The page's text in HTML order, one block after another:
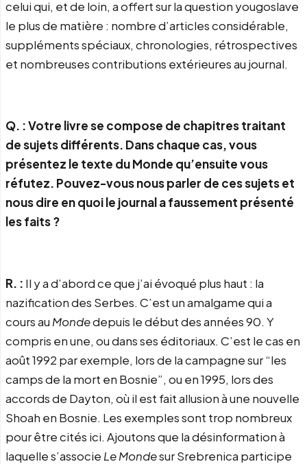
celui qui, et de loin, a offert sur la question yougoslave
le plus de matière : nombre d’articles considérable,
suppléments spéciaux, chronologies, rétrospectives
et nombreuses contributions extérieures au journal.
Q. : Votre livre se compose de chapitres traitant
de sujets différents. Dans chaque cas, vous
présentez le texte du Monde qu’ensuite vous
réfutez. Pouvez-vous nous parler de ces sujets et
nous dire en quoi le journal a faussement présenté
les faits ?
R. : Il y a d’abord ce que j’ai évoqué plus haut : la
nazification des Serbes. C’est un amalgame qui a
cours au Mondedepuis le début des années 90. Y
compris en une, ou dans ses éditoriaux. C’est le cas en
août 1992 par exemple, lors de la campagne sur “les
camps de la mort en Bosnie”, ou en 1995, lors des
accords de Dayton, où il est fait allusion à une nouvelle
Shoah en Bosnie. Les exemples sont trop nombreux
pour être cités ici. Ajoutons que la désinformation à
laquelle s’associe Le Mondesur Srebrenica participe